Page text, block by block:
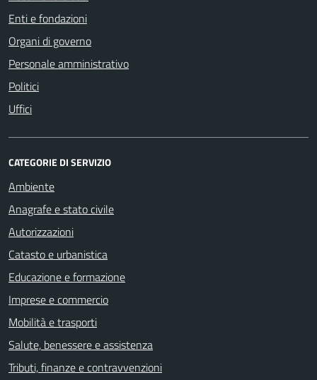
Enti e fondazioni
Organi di governo
Personale amministrativo
Politici
Uffici
CATEGORIE DI SERVIZIO
Ambiente
Anagrafe e stato civile
Autorizzazioni
Catasto e urbanistica
Educazione e formazione
Imprese e commercio
Mobilità e trasporti
Salute, benessere e assistenza
Tributi, finanze e contravvenzioni